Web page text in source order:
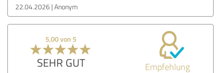
22.04.2026 Anonym
5,00 von 5
SEHR GUT Empfehlung